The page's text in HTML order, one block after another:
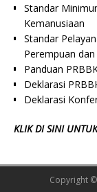
Standar
Kemanusiaan
Standar
Perempuan
Panduan
Deklarasi
Deklarasi
KLIK DI SINI
Copyright